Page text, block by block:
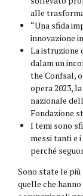
alle
“Una sfida
innovazione
La istruzione
dalam un
the Confsal,
opera 2023,
nazionale
Fondazione
I temi sono
messi tanti e
perché
Sono state le
quelle che